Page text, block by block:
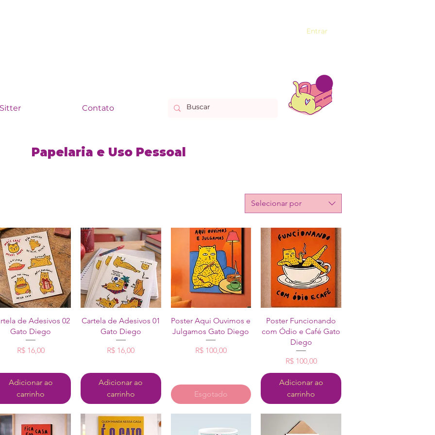
Contato
Entrar
Papelaria e Uso Pessoal
Selecionar por
Visualização rápida
de Adesivos 02
Gato Diego
Preço
R$ 16,00
Adicionar ao
carrinho
Visualização rápida
Cartela de Adesivos 01
Gato Diego
Preço
R$ 16,00
Adicionar ao
carrinho
Visualização rápida
Poster Aqui Ouvimos e
Julgamos Gato Diego
Preço
R$ 100,00
Esgotado
Visualização rápida
Poster Funcionando
com Ódio e Café Gato
Diego
Preço
R$ 100,00
Adicionar ao
carrinho